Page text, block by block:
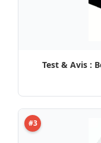
Test & Avis :
#3